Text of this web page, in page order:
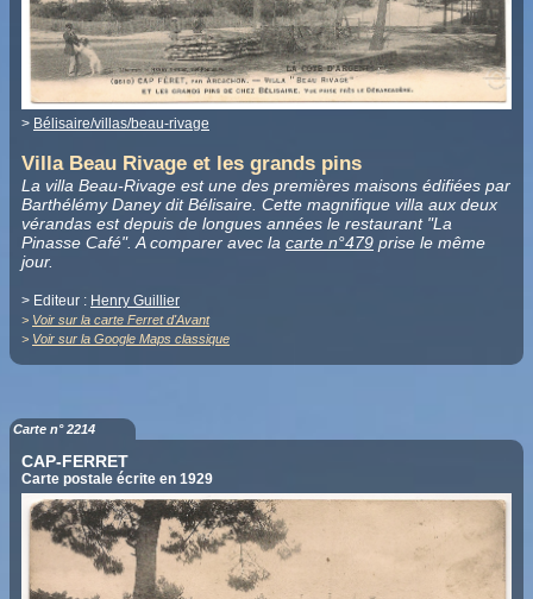
> Bélisaire/villas/beau-rivage
Villa Beau Rivage et les grands pins
La villa Beau-Rivage est une des premières maisons édifiées par
Barthélémy Daney dit Bélisaire. Cette magnifique villa aux deux
vérandas est depuis de longues années le restaurant "La
Pinasse Café". A comparer avec la carte n°479 prise le même
jour.
> Editeur : Henry Guillier
> Voir sur la carte Ferret d'Avant
> Voir sur la Google Maps classique
Carte n° 2214
CAP-FERRET
Carte postale écrite en 1929